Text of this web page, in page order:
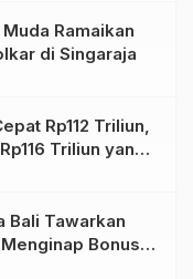
Ramaikan
di Singaraja
Rp112 Triliun,
Triliun yang
Bali Tawarkan
Bonus
Rp88.888